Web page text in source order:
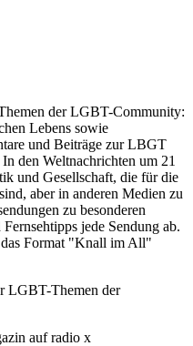
der LGBT-Community:
Lebens sowie
und Beiträge zur LBGT
den Weltnachrichten um 21
und Gesellschaft, die für die
aber in anderen Medien zu
zu besonderen
jede Sendung ab.
Format "Knall im All"
LGBT-Themen der
auf radio x